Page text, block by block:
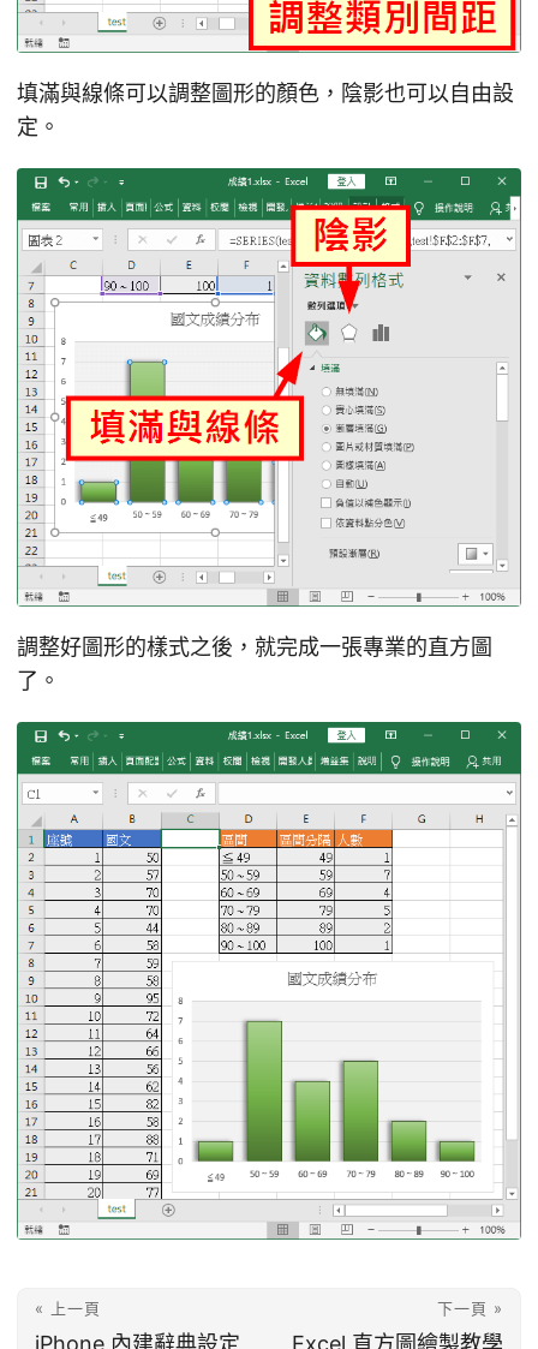
填滿與線條可以調整圖形的顏色，陰影也可以自由設
定。
調整好圖形的樣式之後，就完成一張專業的直方圖
了。
« 上一頁
iPhone 內建辭典設定
下一頁 »
Excel 直方圖繪製教學